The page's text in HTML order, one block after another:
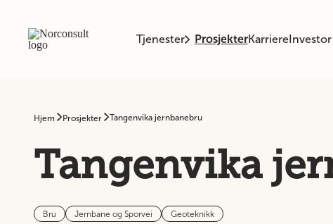
Tjenester ProsjekterKarriere
Hjem Prosjekter Tangenvika jernbanebru
Tangenvika
Bru Jernbane og Sporvei Geoteknikk